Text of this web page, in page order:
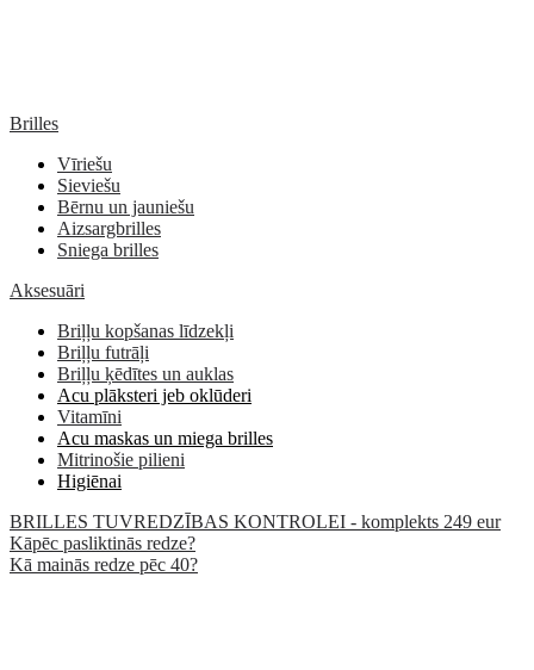
Brilles
Vīriešu
Sieviešu
Bērnu un jauniešu
Aizsargbrilles
Sniega brilles
Aksesuāri
Briļļu kopšanas līdzekļi
Briļļu futrāļi
Briļļu ķēdītes un auklas
Acu plāksteri jeb oklūderi
Vitamīni
Acu maskas un miega brilles
Mitrinošie pilieni
Higiēnai
BRILLES TUVREDZĪBAS KONTROLEI - komplekts 249 eur
Kāpēc pasliktinās redze?
Kā mainās redze pēc 40?